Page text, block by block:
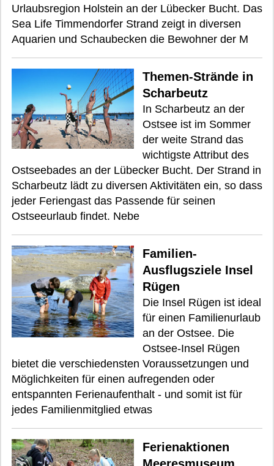
Urlaubsregion Holstein an der Lübecker Bucht. Das
Sea Life Timmendorfer Strand zeigt in diversen
Aquarien und Schaubecken die Bewohner der M
Themen-Strände in
Scharbeutz
In Scharbeutz an der
Ostsee ist im Sommer
der weite Strand das
wichtigste Attribut des
Ostseebades an der Lübecker Bucht. Der Strand in
Scharbeutz lädt zu diversen Aktivitäten ein, so dass
jeder Feriengast das Passende für seinen
Ostseeurlaub findet. Nebe
Familien-
Ausflugsziele Insel
Rügen
Die Insel Rügen ist ideal
für einen Familienurlaub
an der Ostsee. Die
Ostsee-Insel Rügen
bietet die verschiedensten Voraussetzungen und
Möglichkeiten für einen aufregenden oder
entspannten Ferienaufenthalt - und somit ist für
jedes Familienmitglied etwas
Ferienaktionen